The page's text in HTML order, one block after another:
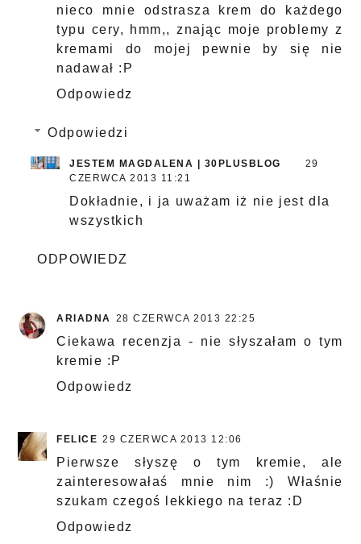
nieco mnie odstrasza krem do każdego
typu cery, hmm,, znając moje problemy z
kremami do mojej pewnie by się nie
nadawał :P
Odpowiedz
Odpowiedzi
JESTEM MAGDALENA | 30PLUSBLOG
29
CZERWCA 2013 11:21
Dokładnie, i ja uważam iż nie jest dla
wszystkich
ODPOWIEDZ
ARIADNA 28 CZERWCA 2013 22:25
Ciekawa recenzja - nie słyszałam o tym
kremie :P
Odpowiedz
FELICE 29 CZERWCA 2013 12:06
Pierwsze słyszę o tym kremie, ale
zainteresowałaś mnie nim :) Właśnie
szukam czegoś lekkiego na teraz :D
Odpowiedz